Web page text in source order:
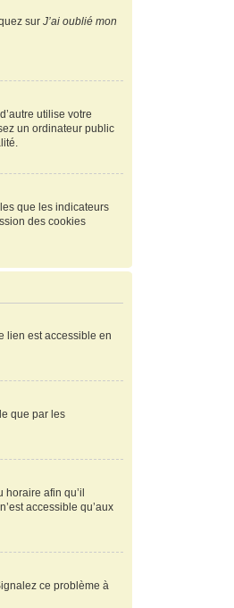
surJ’ai oublié mon
utilise votre
un ordinateur public
que les indicateurs
des cookies
lien est accessible en
que par les
afin qu’il
accessible qu’aux
ce problème à